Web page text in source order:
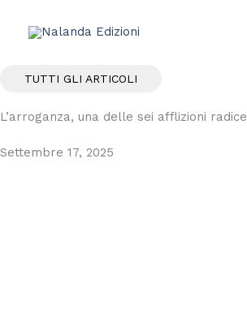
TUTTI GLI ARTICOLI
L’arroganza, una delle sei afflizioni radice
Settembre 17, 2025